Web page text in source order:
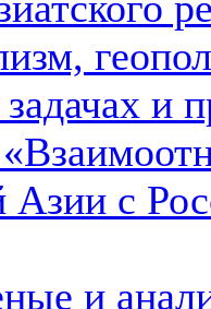
и
Азии с
и